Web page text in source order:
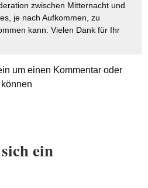
zwischen Mitternacht und
je nach Aufkommen, zu
kann. Vielen Dank für Ihr
um einen Kommentar oder
ein